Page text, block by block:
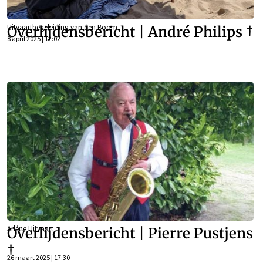
Uitvaartbegeleiding van den Boom
Overlijdensbericht | André Philips †
8 april 2025 | 12:02
Arléne Uitvaart
Overlijdensbericht | Pierre Pustjens
†
26 maart 2025 | 17:30